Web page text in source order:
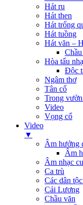
Hát ru
Hát then
Hát trống
Hát tuồng
Hát văn –
Hòa tấu
Độc
Ngâm thơ
Tân cổ
Trong
Video
Vọng cổ
Video
▼
Âm hưởng
Âm
Âm nhạc
Ca trù
Các dân
Cải Lương
Chầu văn